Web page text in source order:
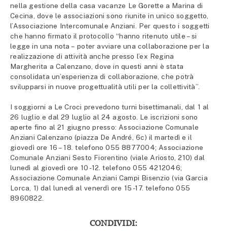
nella gestione della casa vacanze Le Gorette a Marina di
Cecina, dove le associazioni sono riunite in unico soggetto,
l’Associazione Intercomunale Anziani. Per questo i soggetti
che hanno firmato il protocollo “hanno ritenuto utile – si
legge in una nota – poter avviare una collaborazione per la
realizzazione di attività anche presso l’ex Regina
Margherita a Calenzano, dove in questi anni è stata
consolidata un’esperienza di collaborazione, che potrà
svilupparsi in nuove progettualità utili per la collettività”.
I soggiorni a Le Croci prevedono turni bisettimanali, dal 1 al
26 luglio e dal 29 luglio al 24 agosto. Le iscrizioni sono
aperte fino al 21 giugno presso: Associazione Comunale
Anziani Calenzano (piazza De André, 6c) il martedì e il
giovedì ore 16 – 18. telefono 055 8877004; Associazione
Comunale Anziani Sesto Fiorentino (viale Ariosto, 210) dal
lunedì al giovedì ore 10 -12. telefono 055 4212046;
Associazione Comunale Anziani Campi Bisenzio (via Garcia
Lorca, 1) dal lunedì al venerdì ore 15 -17. telefono 055
8960822.
CONDIVIDI: